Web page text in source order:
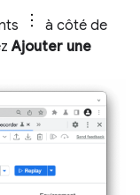
à côté de
Ajouter une